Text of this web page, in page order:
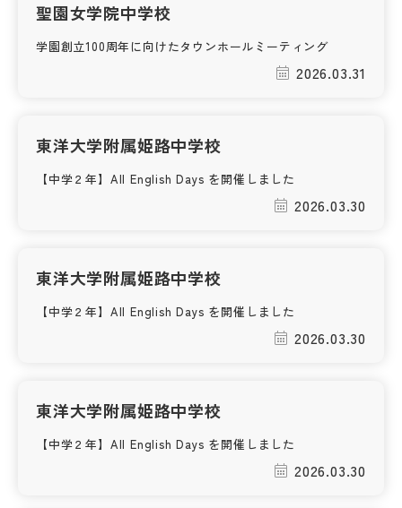
聖園女学院中学校
学園創立100周年に向けたタウンホールミーティング
2026.03.31
東洋大学附属姫路中学校
【中学２年】All English Days を開催しました
2026.03.30
東洋大学附属姫路中学校
【中学２年】All English Days を開催しました
2026.03.30
東洋大学附属姫路中学校
【中学２年】All English Days を開催しました
2026.03.30